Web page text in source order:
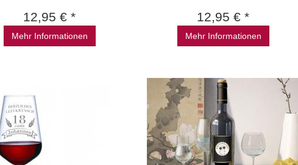
12,95 € *
Mehr Informationen
12,95 € *
Mehr Informationen